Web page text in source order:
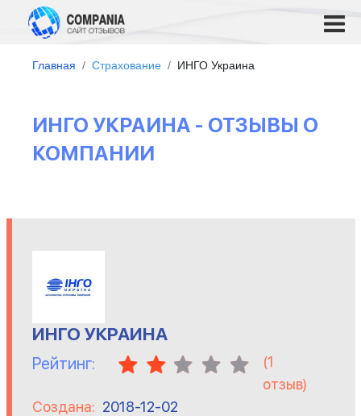
Главная Страхование ИНГО Украина
ИНГО УКРАИНА - ОТЗЫВЫ О
КОМПАНИИ
ИНГО УКРАИНА
Рейтинг: (1
отзыв)
Создана: 2018-12-02